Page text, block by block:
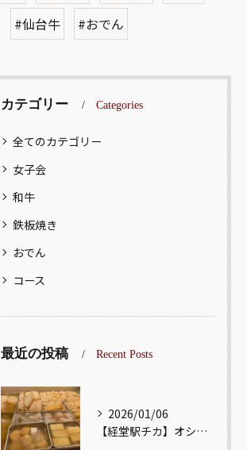
#仙台牛
#おでん
カテゴリー Categories
全てのカテゴリー
女子会
和牛
鉄板焼き
おでん
コース
最近の投稿 Recent Posts
2026/01/06
【経堂駅チカ】オシャレ居酒屋🏮出汁が美味しいおでんがオススメ...